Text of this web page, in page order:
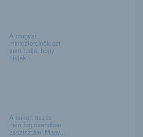
A magyar
miniszterelnök azt
sem tudja, hogy
hívják...
A bukott tiszás
nem fog csendben
asszisztálni Magy...